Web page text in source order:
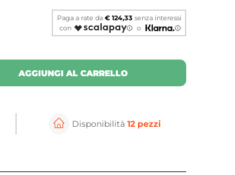
Paga a rate da € 124,33 senza interessi
con
o
AGGIUNGI AL CARRELLO
Disponibilità 12 pezzi